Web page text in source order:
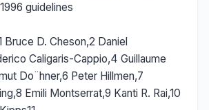
guidelines
Bruce D. Cheson,2 Daniel
Caligaris-Cappio,4 Guillaume
Do¨hner,6 Peter Hillmen,7
Emili Montserrat,9 Kanti R. Rai,10